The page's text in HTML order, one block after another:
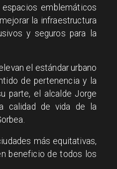
emblemáticos
la infraestructura
y seguros para la
el estándar urbano
de pertenencia y la
parte, el alcalde Jorge
calidad de vida de la
más equitativas,
beneficio de todos los